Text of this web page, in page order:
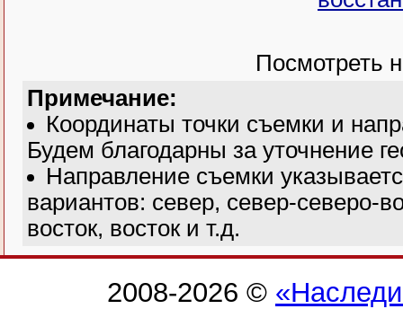
Посмотреть
Примечание:
Координаты точки съемки и
Будем благодарны за уточнение
Направление съемки
вариантов: север, север-северо-
восток, восток и т.д.
2008-2026 ©